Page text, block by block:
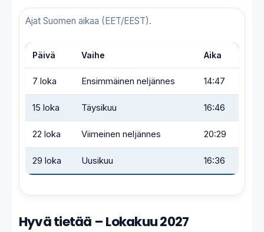
Ajat Suomen aikaa (EET/EEST).
Päivä Vaihe Aika
7 loka Ensimmäinen neljännes 14:47
15 loka Täysikuu 16:46
22 loka Viimeinen neljännes 20:29
29 loka Uusikuu 16:36
Hyvä tietää – Lokakuu 2027